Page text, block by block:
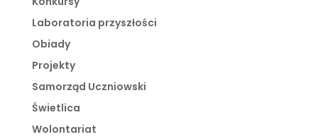
Laboratoria przyszłości
Obiady
Projekty
Samorząd Uczniowski
Świetlica
Wolontariat